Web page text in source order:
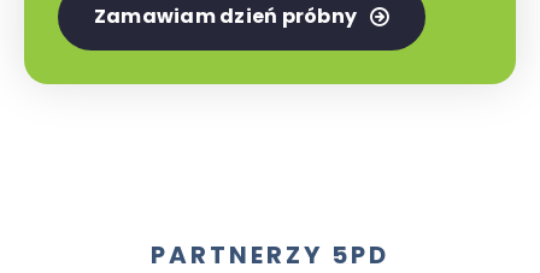
Zamawiam dzień próbny
PARTNERZY 5PD